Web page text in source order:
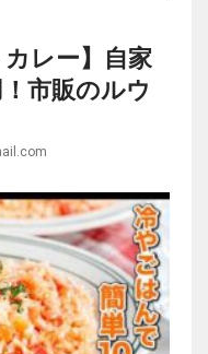
カレー】自家
市販のルウ